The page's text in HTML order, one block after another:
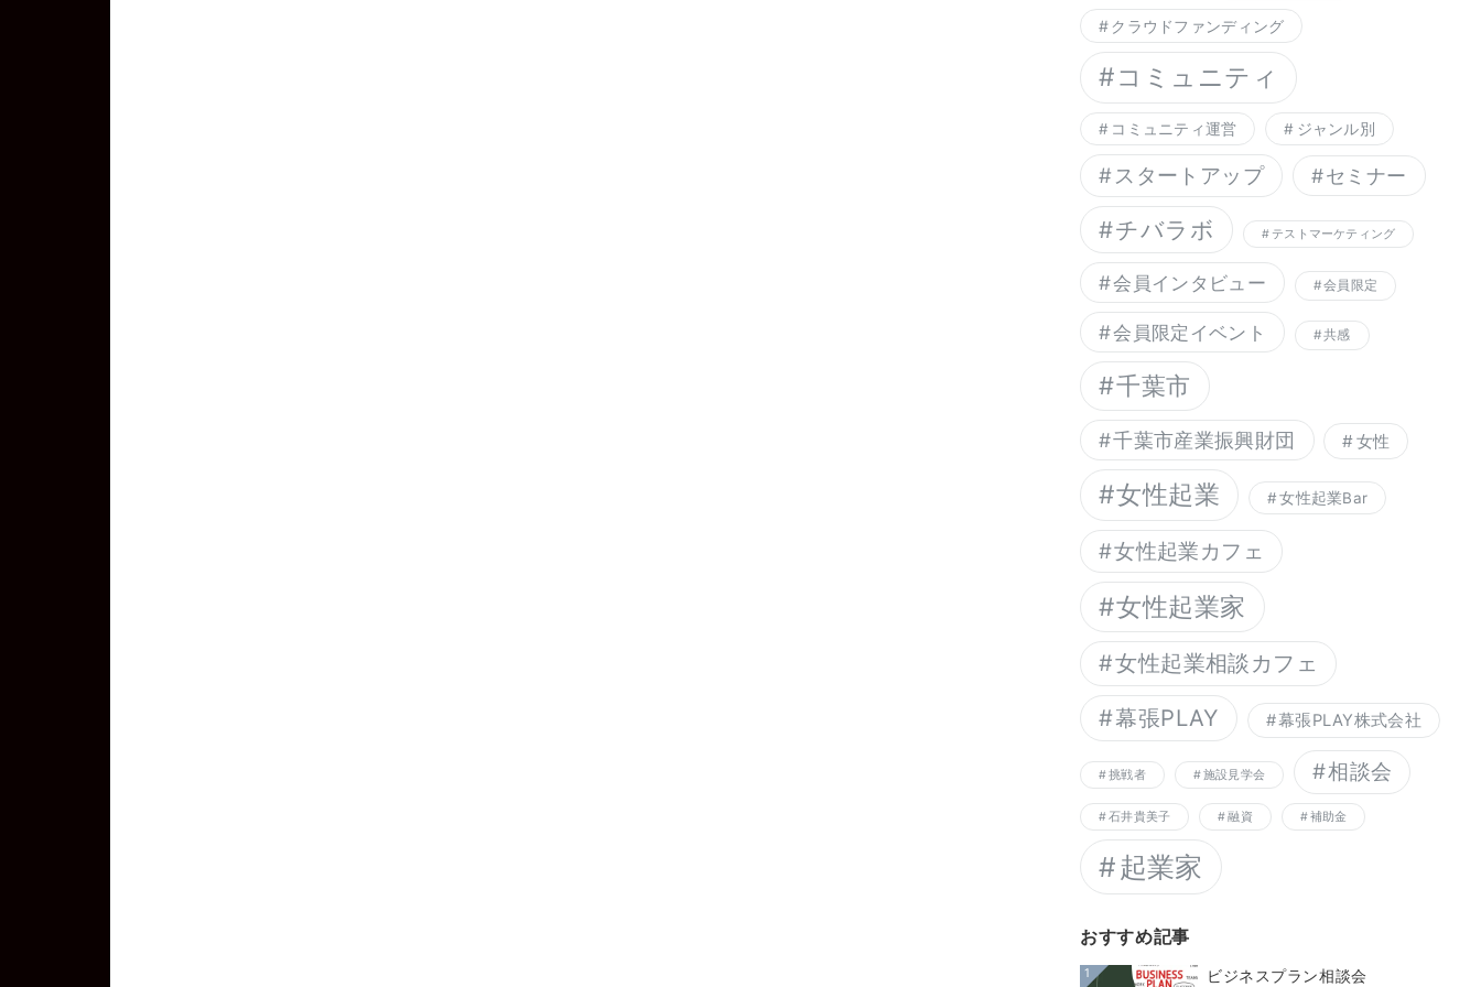
クラウドファンディング
コミュニティ
コミュニティ運営 ジャンル別
スタートアップ セミナー
チバラボ テストマーケティング
会員インタビュー 会員限定
会員限定イベント 共感
千葉市
千葉市産業振興財団 女性
女性起業 女性起業Bar
女性起業カフェ
女性起業家
女性起業相談カフェ
幕張PLAY 幕張PLAY株式会社
挑戦者 施設見学会 相談会
石井貴美子 融資 補助金
起業家
おすすめ記事
1 ビジネスプラン相談会